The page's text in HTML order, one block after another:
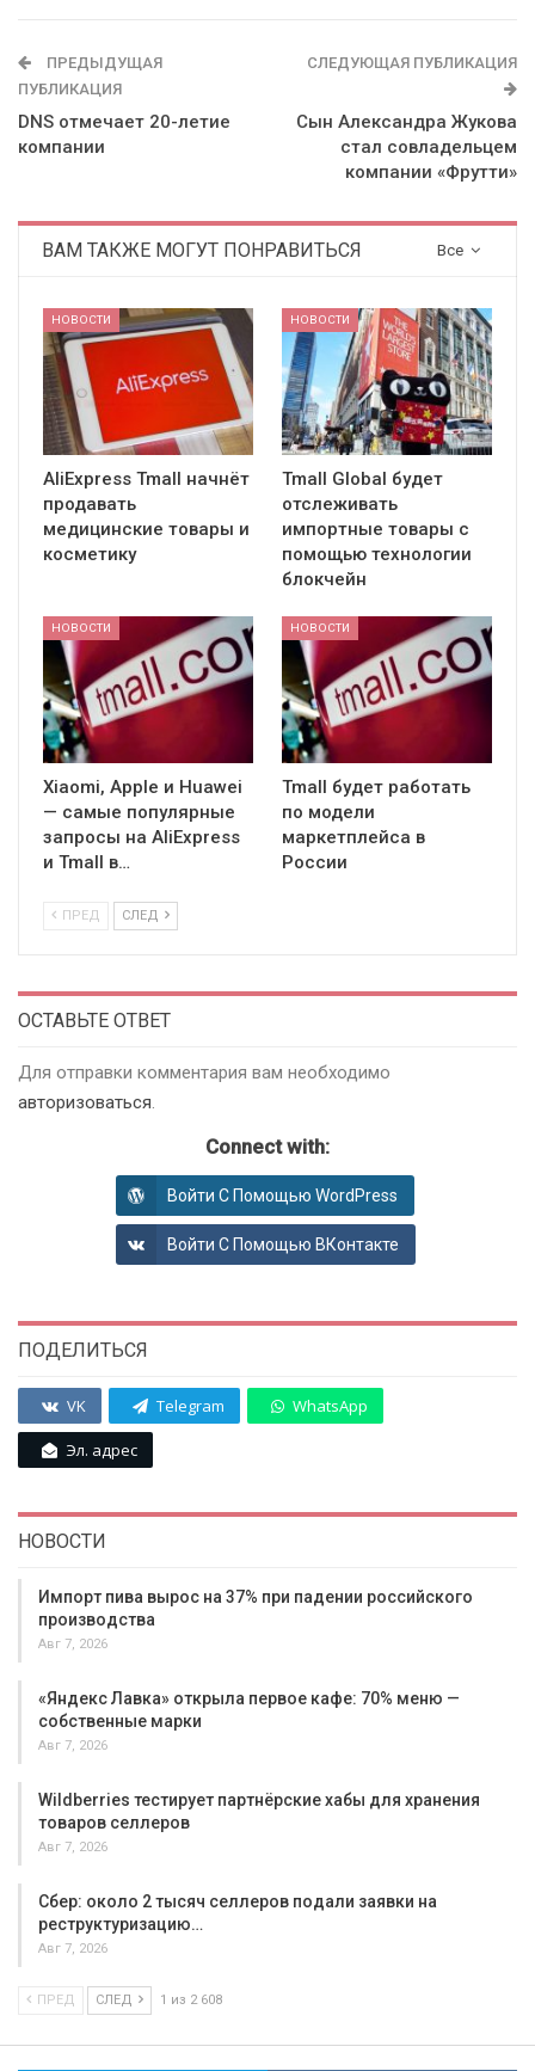
ПРЕДЫДУЩАЯ
ПУБЛИКАЦИЯ
DNS отмечает 20-летие
компании
СЛЕДУЮЩАЯ ПУБЛИКАЦИЯ
Сын Александра Жукова
стал совладельцем
компании «Фрутти»
Все
ВАМ ТАКЖЕ МОГУТ ПОНРАВИТЬСЯ
НОВОСТИ
AliExpress Tmall начнёт
продавать
медицинские товары и
косметику
НОВОСТИ
Tmall Global будет
отслеживать
импортные товары с
помощью технологии
блокчейн
НОВОСТИ
Xiaomi, Apple и Huawei
— самые популярные
запросы на AliExpress
и Tmall в…
НОВОСТИ
Tmall будет работать
по модели
маркетплейса в
России
ПРЕД СЛЕД
ОСТАВЬТЕ ОТВЕТ
Для отправки комментария вам необходимо
авторизоваться.
Connect with:
Войти С Помощью WordPress
Войти С Помощью ВКонтакте
ПОДЕЛИТЬСЯ
VK Telegram WhatsApp
Эл. адрес
НОВОСТИ
Импорт пива вырос на 37% при падении российского
производства
Авг 7, 2026
«Яндекс Лавка» открыла первое кафе: 70% меню —
собственные марки
Авг 7, 2026
Wildberries тестирует партнёрские хабы для хранения
товаров селлеров
Авг 7, 2026
Сбер: около 2 тысяч селлеров подали заявки на
реструктуризацию…
Авг 7, 2026
ПРЕД СЛЕД 1 из 2 608